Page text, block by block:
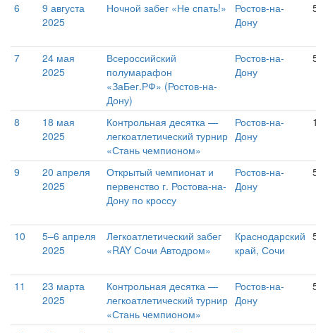
6
9 августа
2025
Ночной забег «Не спать!»
Ростов-на-
Дону
7
24 мая
2025
Всероссийский
полумарафон
«ЗаБег.РФ» (Ростов-на-
Дону)
Ростов-на-
Дону
8
18 мая
2025
Контрольная десятка —
легкоатлетический турнир
«Стань чемпионом»
Ростов-на-
Дону
9
20 апреля
2025
Открытый чемпионат и
первенство г. Ростова-на-
Дону по кроссу
Ростов-на-
Дону
10
5–6 апреля
2025
Легкоатлетический забег
«RAY Сочи Автодром»
Краснодарский
край, Сочи
11
23 марта
2025
Контрольная десятка —
легкоатлетический турнир
«Стань чемпионом»
Ростов-на-
Дону